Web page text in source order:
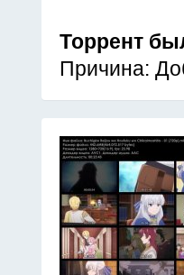
Торрент
Причина: